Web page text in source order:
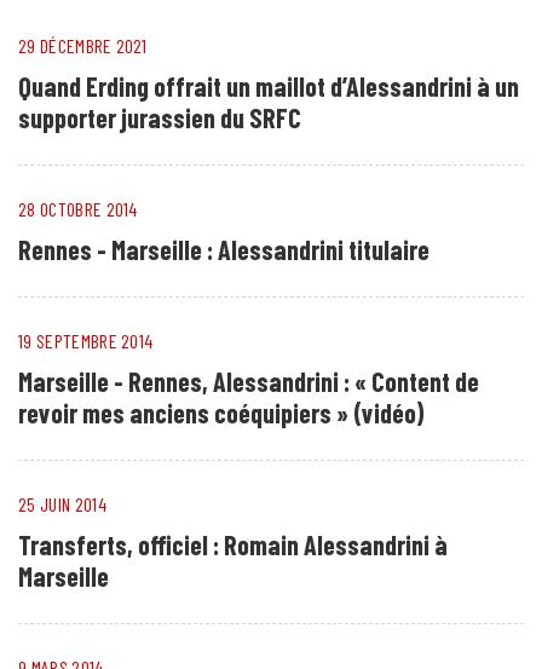
29 DÉCEMBRE 2021
Quand Erding offrait un maillot d’Alessandrini à un
supporter jurassien du SRFC
28 OCTOBRE 2014
Rennes - Marseille : Alessandrini titulaire
19 SEPTEMBRE 2014
Marseille - Rennes, Alessandrini : « Content de
revoir mes anciens coéquipiers » (vidéo)
25 JUIN 2014
Transferts, officiel : Romain Alessandrini à
Marseille